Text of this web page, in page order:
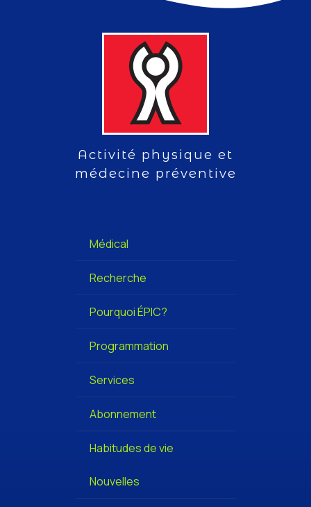
Activité physique et
médecine préventive
Médical
Recherche
Pourquoi ÉPIC?
Programmation
Services
Abonnement
Habitudes de vie
Nouvelles